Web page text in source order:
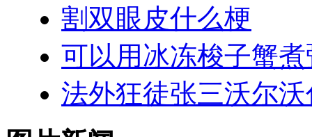
割双眼皮什么梗
可以用冰冻梭子蟹
法外狂徒张三沃尔